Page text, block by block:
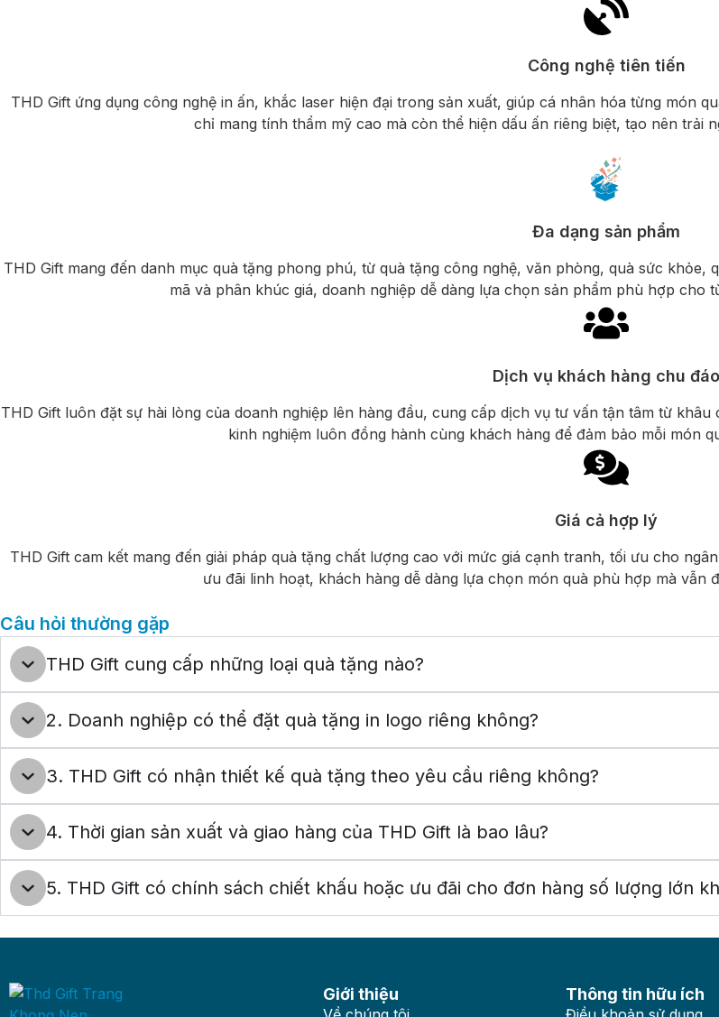
Công nghệ tiên tiến
THD Gift ứng dụng công nghệ in ấn, khắc laser hiện đại trong sản xuất, giúp cá nhân hóa từng món
chỉ mang tính thẩm mỹ cao mà còn thể hiện dấu ấn riêng biệt, tạo nên trải
Đa dạng sản phẩm
THD Gift mang đến danh mục quà tặng phong phú, từ quà tặng công nghệ, văn phòng, quà sức
mã và phân khúc giá, doanh nghiệp dễ dàng lựa chọn sản phẩm phù hợp cho
Dịch vụ khách hàng chu đáo
THD Gift luôn đặt sự hài lòng của doanh nghiệp lên hàng đầu, cung cấp dịch vụ tư vấn tận tâm từ
kinh nghiệm luôn đồng hành cùng khách hàng để đảm bảo mỗi món
Giá cả hợp lý
THD Gift cam kết mang đến giải pháp quà tặng chất lượng cao với mức giá cạnh tranh, tối ưu cho
ưu đãi linh hoạt, khách hàng dễ dàng lựa chọn món quà phù hợp mà vẫn
Câu hỏi thường gặp
THD Gift cung cấp những loại quà tặng nào?
2. Doanh nghiệp có thể đặt quà tặng in logo riêng không?
3. THD Gift có nhận thiết kế quà tặng theo yêu cầu riêng không?
4. Thời gian sản xuất và giao hàng của THD Gift là bao lâu?
5. THD Gift có chính sách chiết khấu hoặc ưu đãi cho đơn hàng số lượng lớn
Giới thiệu Thông tin hữu ích